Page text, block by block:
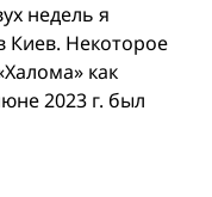
недель я
Киев. Некоторое
как
2023 г. был